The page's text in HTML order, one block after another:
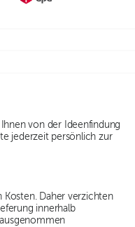
von der Ideenfindung
jederzeit persönlich zur
Kosten. Daher verzichten
innerhalb